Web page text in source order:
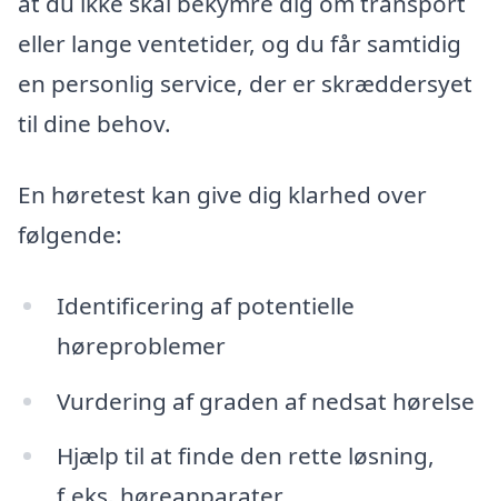
eller lange ventetider, og du får samtidig
en personlig service, der er skræddersyet
til dine behov.
En høretest kan give dig klarhed over
følgende:
Identificering af potentielle
høreproblemer
Vurdering af graden af nedsat hørelse
Hjælp til at finde den rette løsning,